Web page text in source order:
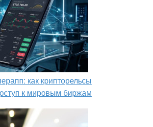
как крипторельсы
к мировым биржам